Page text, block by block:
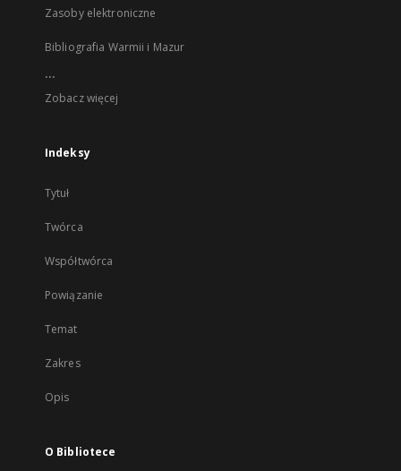
Zasoby elektroniczne
Bibliografia Warmii i Mazur
...
Zobacz więcej
Indeksy
Tytuł
Twórca
Współtwórca
Powiązanie
Temat
Zakres
Opis
O Bibliotece